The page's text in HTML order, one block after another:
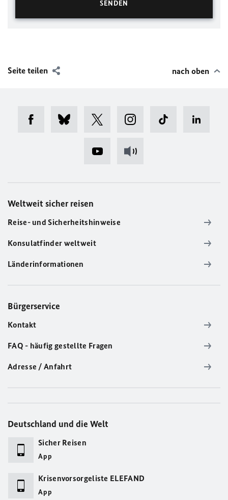
Seite teilen nach oben
Weltweit sicher reisen
Reise- und Sicherheitshinweise
Konsulatfinder weltweit
Länderinformationen
Bürgerservice
Kontakt
FAQ - häufig gestellte Fragen
Adresse / Anfahrt
Deutschland und die Welt
Sicher Reisen
App
Krisenvorsorgeliste ELEFAND
App